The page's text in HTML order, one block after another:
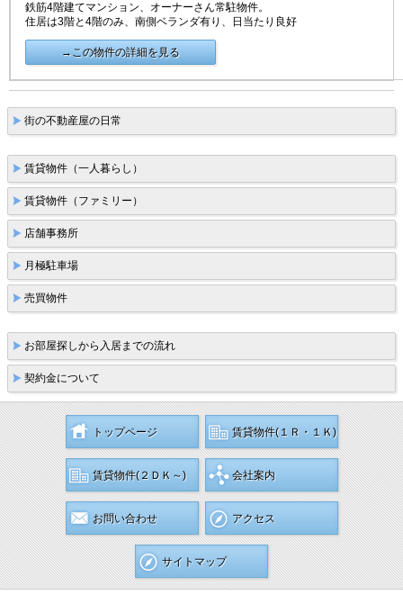
鉄筋4階建てマンション、オーナーさん常駐物件。
住居は3階と4階のみ、南側ベランダ有り、日当たり良好
→この物件の詳細を見る
街の不動産屋の日常
賃貸物件（一人暮らし）
賃貸物件（ファミリー）
店舗事務所
月極駐車場
売買物件
お部屋探しから入居までの流れ
契約金について
トップページ 賃貸物件(１Ｒ・１Ｋ)
賃貸物件(２ＤＫ～) 会社案内
お問い合わせ アクセス
サイトマップ